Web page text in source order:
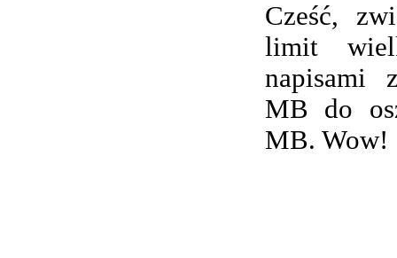
Cześć,
limit
napisami
MB do
MB. Wow!